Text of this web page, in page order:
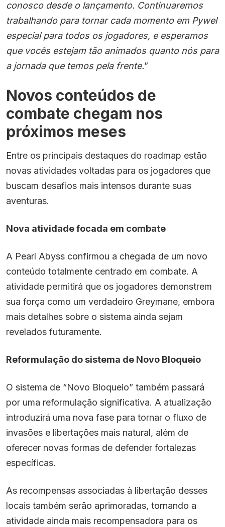
conosco desde o lançamento. Continuaremos
trabalhando para tornar cada momento em Pywel
especial para todos os jogadores, e esperamos
que vocês estejam tão animados quanto nós para
a jornada que temos pela frente.”
Novos conteúdos de
combate chegam nos
próximos meses
Entre os principais destaques do roadmap estão
novas atividades voltadas para os jogadores que
buscam desafios mais intensos durante suas
aventuras.
Nova atividade focada em combate
A Pearl Abyss confirmou a chegada de um novo
conteúdo totalmente centrado em combate. A
atividade permitirá que os jogadores demonstrem
sua força como um verdadeiro Greymane, embora
mais detalhes sobre o sistema ainda sejam
revelados futuramente.
Reformulação do sistema de Novo Bloqueio
O sistema de “Novo Bloqueio” também passará
por uma reformulação significativa. A atualização
introduzirá uma nova fase para tornar o fluxo de
invasões e libertações mais natural, além de
oferecer novas formas de defender fortalezas
específicas.
As recompensas associadas à libertação desses
locais também serão aprimoradas, tornando a
atividade ainda mais recompensadora para os